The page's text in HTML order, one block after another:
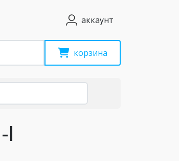
аккаунт
корзина
I